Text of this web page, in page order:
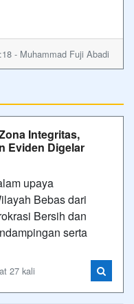
- Muhammad Fuji Abadi
Integritas,
Eviden Digelar
upaya
Bebas dari
Bersih dan
serta
27 kali